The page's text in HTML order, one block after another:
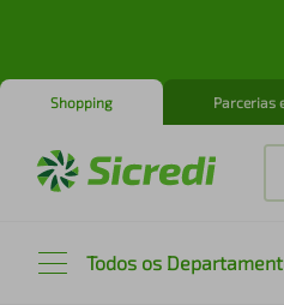
Shopping Parcerias
O
Todos os